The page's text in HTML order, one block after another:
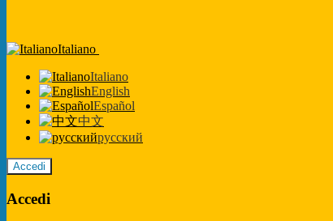
Italiano
Italiano
English
Español
中文
русский
Accedi
Accedi